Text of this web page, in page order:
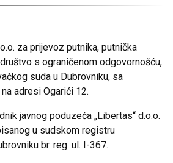
za prijevoz putnika, putnička
s ograničenom odgovornošću,
suda u Dubrovniku, sa
adresi Ogarići 12.
javnog poduzeća „Libertas“ d.o.o.
u sudskom registru
br. reg. ul. I-367.